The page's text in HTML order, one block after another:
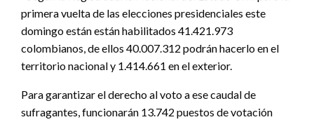
primera vuelta de las elecciones presidenciales este
domingo están están habilitados 41.421.973
colombianos, de ellos 40.007.312 podrán hacerlo en el
territorio nacional y 1.414.661 en el exterior.
Para garantizar el derecho al voto a ese caudal de
sufragantes, funcionarán 13.742 puestos de votación